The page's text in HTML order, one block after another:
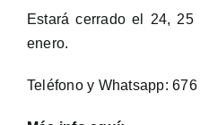
Estará cerrado el 24,
enero.
Teléfono y Whatsapp:676